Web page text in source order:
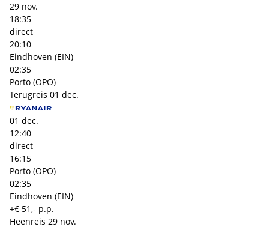
29 nov.
18:35
direct
20:10
Eindhoven (EIN)
02:35
Porto (OPO)
Terugreis 01 dec.
01 dec.
12:40
direct
16:15
Porto (OPO)
02:35
Eindhoven (EIN)
+€ 51,- p.p.
Heenreis 29 nov.